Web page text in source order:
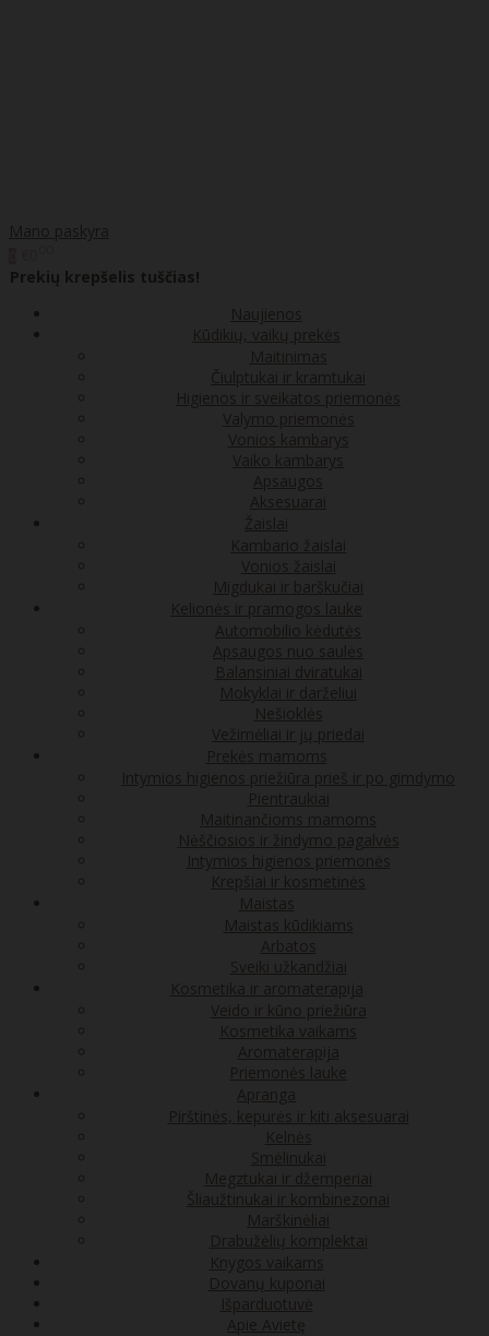
Mano paskyra
Prekių krepšelis tuščias!
Naujienos
Kūdikių, vaikų prekės
Maitinimas
Čiulptukai ir kramtukai
Higienos ir sveikatos priemonės
Valymo priemonės
Vonios kambarys
Vaiko kambarys
Apsaugos
Aksesuarai
Žaislai
Kambario žaislai
Vonios žaislai
Migdukai ir barškučiai
Kelionės ir pramogos lauke
Automobilio kėdutės
Apsaugos nuo saulės
Balansiniai dviratukai
Mokyklai ir darželiui
Nešioklės
Vežimėliai ir jų priedai
Prekės mamoms
Intymios higienos priežiūra prieš ir po gimdymo
Pientraukiai
Maitinančioms mamoms
Nėščiosios ir žindymo pagalvės
Intymios higienos priemonės
Krepšiai ir kosmetinės
Maistas
Maistas kūdikiams
Arbatos
Sveiki užkandžiai
Kosmetika ir aromaterapija
Veido ir kūno priežiūra
Kosmetika vaikams
Aromaterapija
Priemonės lauke
Apranga
Pirštinės, kepurės ir kiti aksesuarai
Kelnės
Smėlinukai
Megztukai ir džemperiai
Šliaužtinukai ir kombinezonai
Marškinėliai
Drabužėlių komplektai
Knygos vaikams
Dovanų kuponai
Išparduotuvė
Apie Avietę